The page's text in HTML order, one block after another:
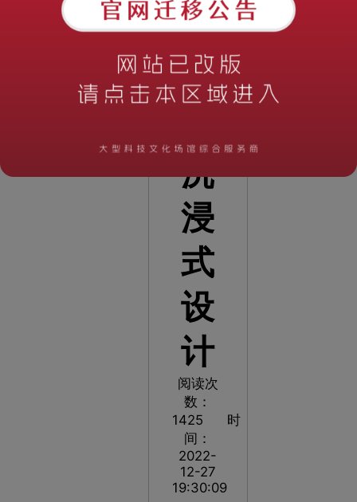
程
中
沉
浸
式
设
计
阅读次
数：
1425
时
间：
2022-
12-27
19:30:09